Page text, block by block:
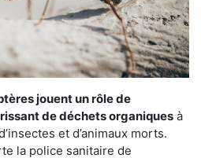
jouent un rôle de
de déchets organiques à
et d’animaux morts.
la police sanitaire de